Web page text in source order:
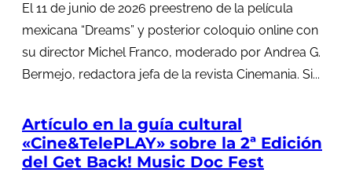
El 11 de junio de 2026 preestreno de la película
mexicana “Dreams” y posterior coloquio online con
su director Michel Franco, moderado por Andrea G.
Bermejo, redactora jefa de la revista Cinemania. Si...
Artículo en la guía cultural
«Cine&TelePLAY» sobre la 2ª Edición
del Get Back! Music Doc Fest